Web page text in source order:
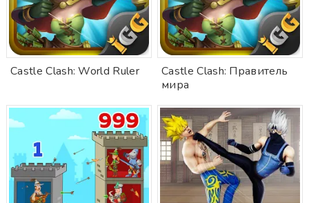
Castle Clash: World Ruler
Castle Clash: Правитель
мира